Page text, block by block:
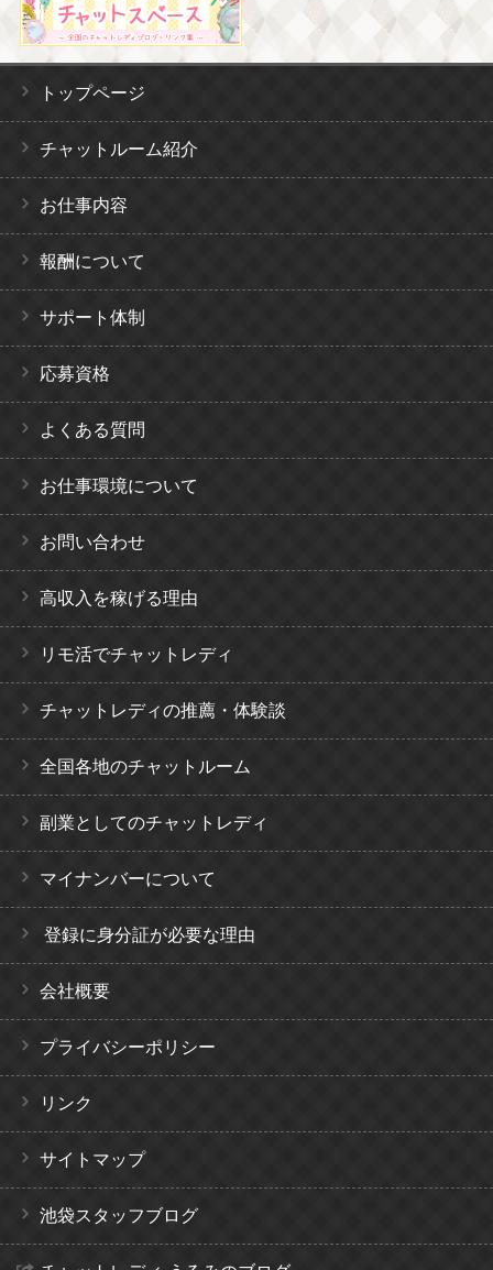
トップページ
チャットルーム紹介
お仕事内容
報酬について
サポート体制
応募資格
よくある質問
お仕事環境について
お問い合わせ
高収入を稼げる理由
リモ活でチャットレディ
チャットレディの推薦・体験談
全国各地のチャットルーム
副業としてのチャットレディ
マイナンバーについて
登録に身分証が必要な理由
会社概要
プライバシーポリシー
リンク
サイトマップ
池袋スタッフブログ